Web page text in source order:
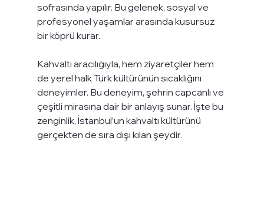
sofrasında yapılır. Bu gelenek, sosyal ve
profesyonel yaşamlar arasında kusursuz
bir köprü kurar.
Kahvaltı aracılığıyla, hem ziyaretçiler hem
de yerel halk Türk kültürünün sıcaklığını
deneyimler. Bu deneyim, şehrin capcanlı ve
çeşitli mirasına dair bir anlayış sunar. İşte bu
zenginlik, İstanbul’un kahvaltı kültürünü
gerçekten de sıra dışı kılan şeydir.